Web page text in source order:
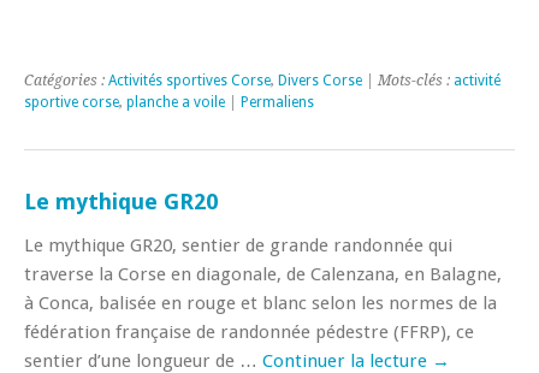
Catégories : Activités sportives Corse, Divers Corse | Mots-clés : activité
sportive corse, planche a voile Permaliens
Le mythique GR20
Le mythique GR20, sentier de grande randonnée qui
traverse la Corse en diagonale, de Calenzana, en Balagne,
à Conca, balisée en rouge et blanc selon les normes de la
fédération française de randonnée pédestre (FFRP), ce
sentier d’une longueur de … Continuer la lecture →